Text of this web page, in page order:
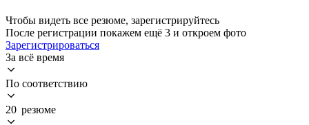
Чтобы видеть все резюме, зарегистрируйтесь
После регистрации покажем ещё 3 и откроем фото
Зарегистрироваться
За всё время
По соответствию
20 резюме